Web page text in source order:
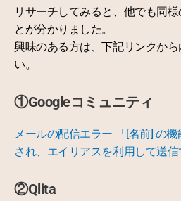
リサーチしてみると、他でも同
とが分かりました。
興味のある方は、下記リンクか
い。
①Googleコミュニティ
メールの配信エラー 「[名前] の
され、エイリアスを利用して送信
②Qlita